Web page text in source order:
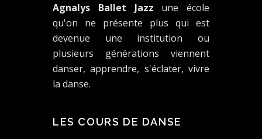
Agnalys Ballet Jazz une école
qu'on ne présente plus qui est
devenue une institution ou
plusieurs générations viennent
danser, apprendre, s'éclater, vivre
la danse.
LES COURS DE DANSE